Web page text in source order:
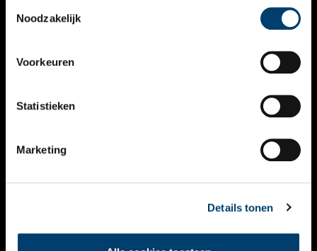
Noodzakelijk
Voorkeuren
Statistieken
Marketing
Details tonen
VERHALEN
KALENDER
THEMA’S
VIDEO’S
CONTACT